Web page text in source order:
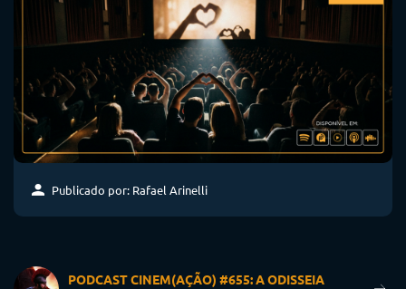
Publicado por: Rafael Arinelli
PODCAST CINEM(AÇÃO) #655: A ODISSEIA